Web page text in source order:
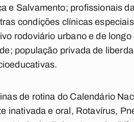
e Salvamento; profissionais
condições clínicas
rodoviário urbano e de
população privada de
de rotina do Calendário
inativada e oral, Rotavírus,